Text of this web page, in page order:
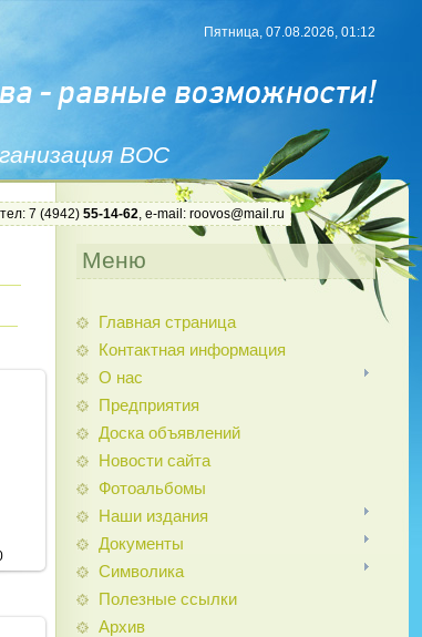
ВОС
Пятница, 07.08.2026, 01:12
7 (4942) 55-14-62, e-mail: roovos@mail.ru
Меню
Главная страница
Контактная информация
О нас
Предприятия
Доска объявлений
Новости сайта
Фотоальбомы
Наши издания
Документы
Символика
Полезные ссылки
Архив